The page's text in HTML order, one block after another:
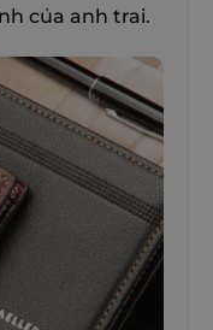
của anh trai.